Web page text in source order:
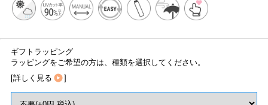
ギフトラッピング
ラッピングをご希望の方は、種類を選択してください。
[詳しく見る ]